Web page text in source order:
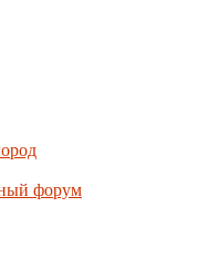
форум